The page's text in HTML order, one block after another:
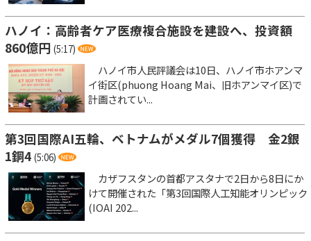
ハノイ：高齢者ケア医療複合施設を建設へ、投資額
860億円 (5:17)
ハノイ市人民評議会は10日、ハノイ市ホアンマ
イ街区(phuong Hoang Mai、旧ホアンマイ区)で
計画されてい...
第3回国際AI五輪、ベトナムがメダル7個獲得 金2銀
1銅4 (5:06)
カザフスタンの首都アスタナで2日から8日にか
けて開催された「第3回国際人工知能オリンピック
(IOAI 202...